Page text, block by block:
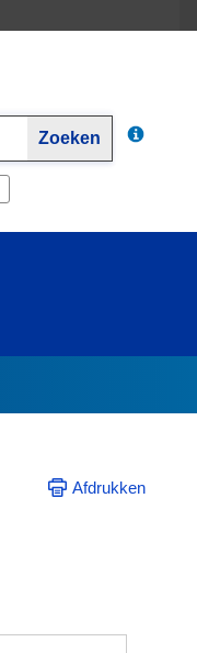
Zoeken
Afdrukken